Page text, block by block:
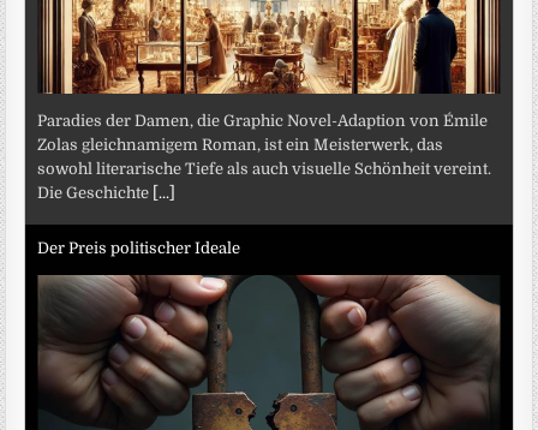
Paradies der Damen, die Graphic Novel-Adaption von Émile
Zolas gleichnamigem Roman, ist ein Meisterwerk, das
sowohl literarische Tiefe als auch visuelle Schönheit vereint.
Die Geschichte [...]
Der Preis politischer Ideale